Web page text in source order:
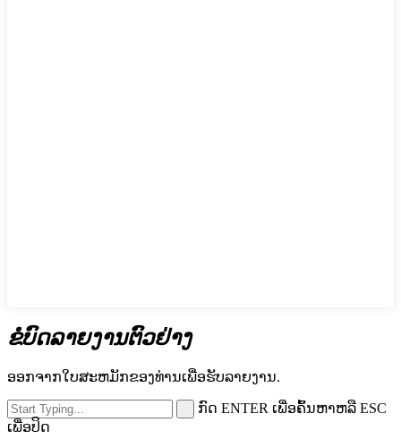
ຂໍບົດລາຍງານຕົວຢ່າງ
ອອກຈາກໃບສະຫມັກຂອງທ່ານເພື່ອຮັບລາຍງານ.
ກົດ ENTER ເພື່ອຄົ້ນຫາຫລື ESC
ເພື່ອປິດ